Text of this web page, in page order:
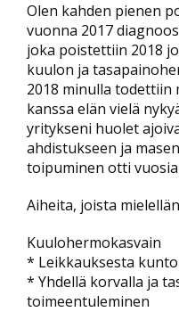
Olen kahden pienen
vuonna 2017
joka poistettiin 2018
kuulon ja
2018 minulla todettiin
kanssa elän vielä
yritykseni huolet
ahdistukseen ja
toipuminen otti vuosia
Aiheita, joista
Kuulohermokasvain
* Leikkauksesta
* Yhdellä korvalla ja
toimeentuleminen